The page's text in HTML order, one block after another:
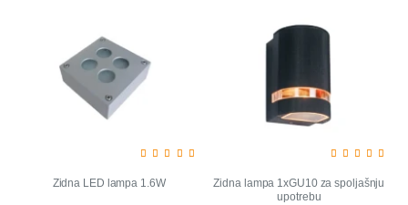
Zidna LED lampa 1.6W
Zidna lampa 1xGU10 za spoljašnju
upotrebu